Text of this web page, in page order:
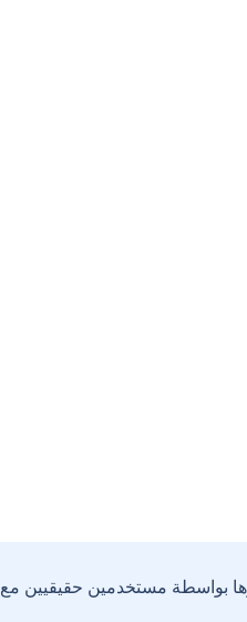
بواسطة مستخدمين حقيقيين مع